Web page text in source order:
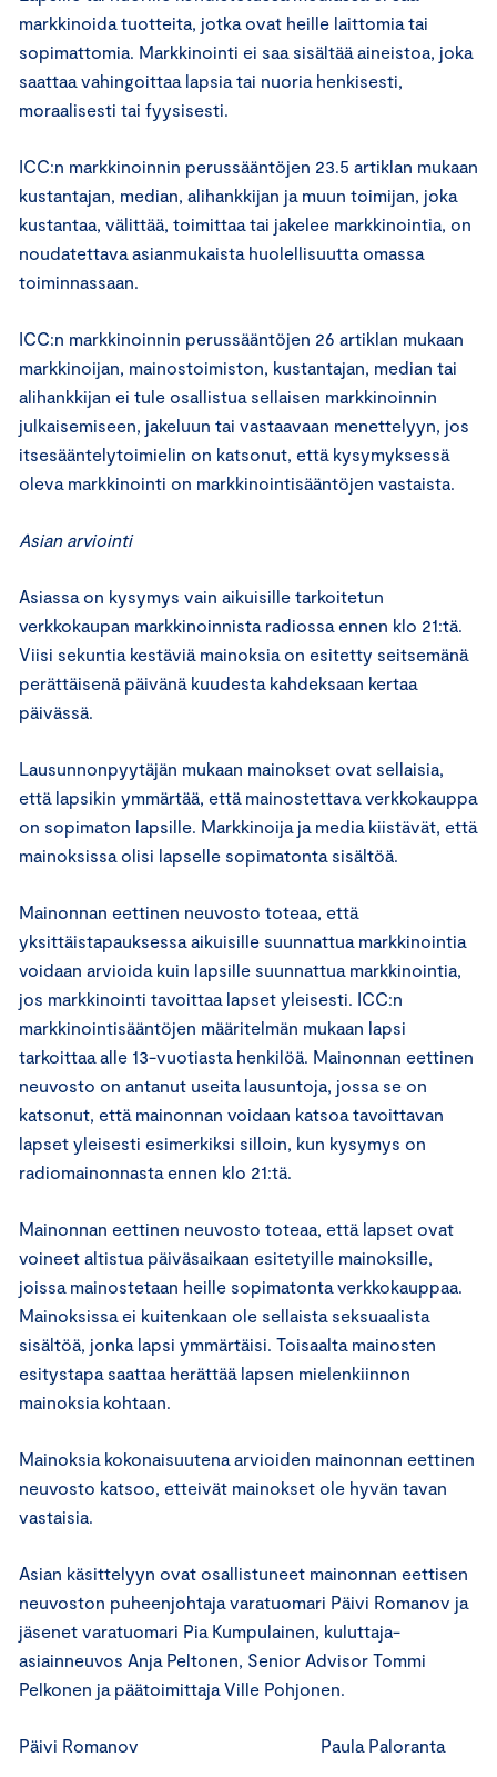
markkinoida tuotteita, jotka ovat heille laittomia tai
sopimattomia. Markkinointi ei saa sisältää aineistoa, joka
saattaa vahingoittaa lapsia tai nuoria henkisesti,
moraalisesti tai fyysisesti.
ICC:n markkinoinnin perussääntöjen 23.5 artiklan mukaan
kustantajan, median, alihankkijan ja muun toimijan, joka
kustantaa, välittää, toimittaa tai jakelee markkinointia, on
noudatettava asianmukaista huolellisuutta omassa
toiminnassaan.
ICC:n markkinoinnin perussääntöjen 26 artiklan mukaan
markkinoijan, mainostoimiston, kustantajan, median tai
alihankkijan ei tule osallistua sellaisen markkinoinnin
julkaisemiseen, jakeluun tai vastaavaan menettelyyn, jos
itsesääntelytoimielin on katsonut, että kysymyksessä
oleva markkinointi on markkinointisääntöjen vastaista.
Asian arviointi
Asiassa on kysymys vain aikuisille tarkoitetun
verkkokaupan markkinoinnista radiossa ennen klo 21:tä.
Viisi sekuntia kestäviä mainoksia on esitetty seitsemänä
perättäisenä päivänä kuudesta kahdeksaan kertaa
päivässä.
Lausunnonpyytäjän mukaan mainokset ovat sellaisia,
että lapsikin ymmärtää, että mainostettava verkkokauppa
on sopimaton lapsille. Markkinoija ja media kiistävät, että
mainoksissa olisi lapselle sopimatonta sisältöä.
Mainonnan eettinen neuvosto toteaa, että
yksittäistapauksessa aikuisille suunnattua markkinointia
voidaan arvioida kuin lapsille suunnattua markkinointia,
jos markkinointi tavoittaa lapset yleisesti. ICC:n
markkinointisääntöjen määritelmän mukaan lapsi
tarkoittaa alle 13-vuotiasta henkilöä. Mainonnan eettinen
neuvosto on antanut useita lausuntoja, jossa se on
katsonut, että mainonnan voidaan katsoa tavoittavan
lapset yleisesti esimerkiksi silloin, kun kysymys on
radiomainonnasta ennen klo 21:tä.
Mainonnan eettinen neuvosto toteaa, että lapset ovat
voineet altistua päiväsaikaan esitetyille mainoksille,
joissa mainostetaan heille sopimatonta verkkokauppaa.
Mainoksissa ei kuitenkaan ole sellaista seksuaalista
sisältöä, jonka lapsi ymmärtäisi. Toisaalta mainosten
esitystapa saattaa herättää lapsen mielenkiinnon
mainoksia kohtaan.
Mainoksia kokonaisuutena arvioiden mainonnan eettinen
neuvosto katsoo, etteivät mainokset ole hyvän tavan
vastaisia.
Asian käsittelyyn ovat osallistuneet mainonnan eettisen
neuvoston puheenjohtaja varatuomari Päivi Romanov ja
jäsenet varatuomari Pia Kumpulainen, kuluttaja-
asiainneuvos Anja Peltonen, Senior Advisor Tommi
Pelkonen ja päätoimittaja Ville Pohjonen.
Päivi Romanov Paula Paloranta